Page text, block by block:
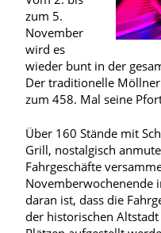
zum 5.
November
wird es
wieder bunt in der
Der traditionelle
zum 458. Mal seine
Über 160 Stände mit
Grill, nostalgisch
Fahrgeschäfte
Novemberwochenende
daran ist, dass die
der historischen